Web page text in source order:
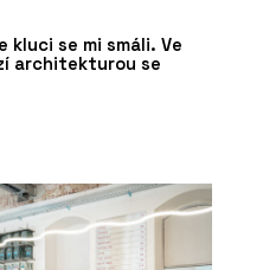
kluci se mi smáli. Ve
architekturou se